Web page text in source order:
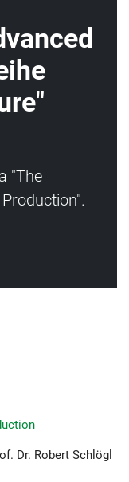
"The
Dr. Robert Schlögl